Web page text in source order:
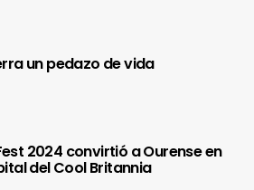
un pedazo de vida
2024 convirtió a Ourense en
del Cool Britannia